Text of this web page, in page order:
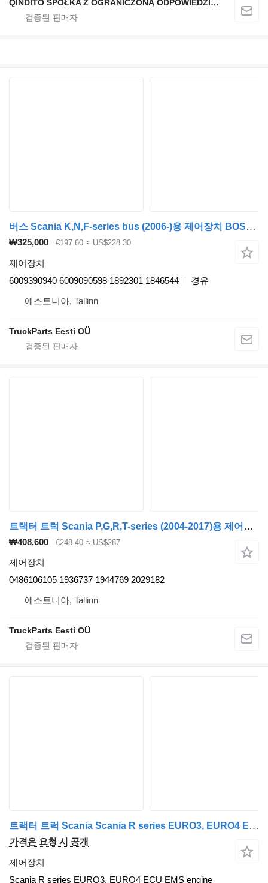
QINDITO SPÓŁKA Z OGRANICZONĄ ODPOWIEDZIALNOŚCIĄ
버스 Scania K,N,F-series bus (2006-)용 제어장치 BOSCH,ZF K-series (01.06-) 6009390940
₩325,000 €197.60 ≈ US$228.30
제어장치
6009390940 6009090598 1892301 1846544
경유
에스토니아, Tallinn
TruckParts Eesti OÜ
트랙터 트럭 Scania P,G,R,T-series (2004-2017)용 제어장치 SCANIA,KNORR-BREMSE,BOSCH P-series (01.05-) 0486106105
₩408,600 €248.40 ≈ US$287
제어장치
0486106105 1936737 1944769 2029182
에스토니아, Tallinn
TruckParts Eesti OÜ
트랙터 트럭 Scania Scania R series EURO3, EURO4 ECU EMS engine control unit DC1617, DC16, 16 liters engine 8 cylinder, 1884508, 1884631, 1893201, 1903918, 1908894, 1913470, 2006173, 2061725, 2145455, 2169085, 2281278, 2378888, 2386616, 2418308, 2561669, 1931417, 2486569.용 제어장치 Scania R series EURO3, EURO4 ECU EMS engine control unit DC1617, DC16, Scania
가격은 요청 시 공개
제어장치
Scania R series EURO3, EURO4 ECU EMS engine